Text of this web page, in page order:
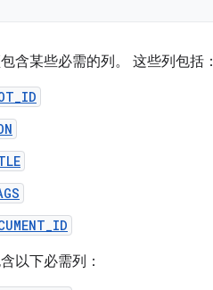
含某些必需的列。 这些列包括：
以下必需列：